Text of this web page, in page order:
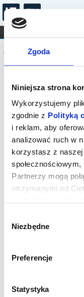
Zgoda
Niniejsza strona
Wykorzystujemy
zgodnie z Polityką
i reklam, aby
analizować ruch w
korzystasz z
Partnerzy mogą
otrzymanymi od
zgody
Niezbędne
Preferencje
Statystyka
FILHARMONIA
DLA DZIECI
Komunikat
Sprzedaż on-
sprawdź
Kontakt tel.:
kino@rabka.pl